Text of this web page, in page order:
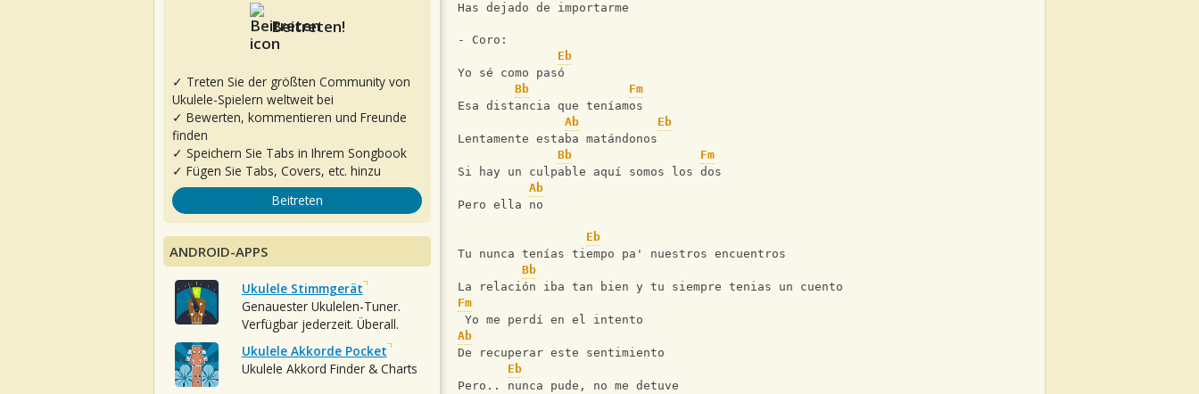
Has dejado de importarme
- Coro:
Eb
Yo sé como pasó
Bb
Fm
Esa distancia que teníamos
Ab
Eb
Lentamente estaba matándonos
Bb
Fm
Si hay un culpable aquí somos los dos
Ab
Pero ella no
Eb
Tu nunca tenías tiempo pa' nuestros encuentros
Bb
La relación iba tan bien y tu siempre tenias un cuento
Fm
Yo me perdí en el intento
Ab
De recuperar este sentimiento
Eb
Pero.. nunca pude, no me detuve
Beitreten!
✓ Treten Sie der größten Community von
Ukulele-Spielern weltweit bei
✓ Bewerten, kommentieren und Freunde
finden
✓ Speichern Sie Tabs in Ihrem Songbook
✓ Fügen Sie Tabs, Covers, etc. hinzu
Beitreten
ANDROID-APPS
Ukulele Stimmgerät
Genauester Ukulelen-Tuner.
Verfügbar jederzeit. Überall.
Ukulele Akkorde Pocket
Ukulele Akkord Finder & Charts